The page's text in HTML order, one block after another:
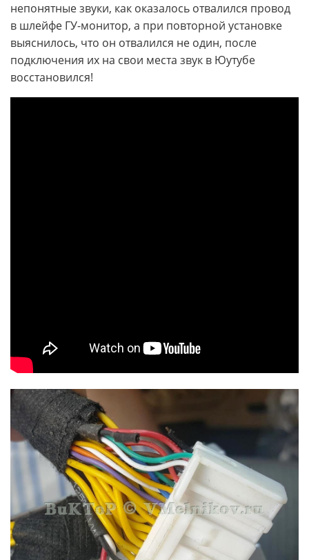
непонятные звуки, как оказалось отвалился провод
в шлейфе ГУ-монитор, а при повторной установке
выяснилось, что он отвалился не один, после
подключения их на свои места звук в Юутубе
восстановился!